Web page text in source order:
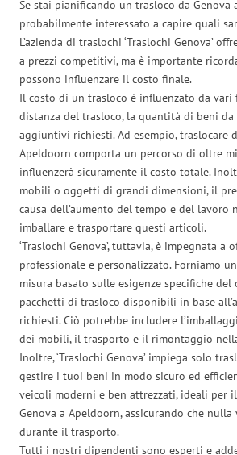
Se stai pianificando un trasloco da Genova
probabilmente interessato a capire quali
L’azienda di traslochi ‘Traslochi Genova’
a prezzi competitivi, ma è importante
possono influenzare il costo finale.
Il costo di un trasloco è influenzato da vari
distanza del trasloco, la quantità di beni
aggiuntivi richiesti. Ad esempio, traslocare
Apeldoorn comporta un percorso di oltre
influenzerà sicuramente il costo totale.
mobili o oggetti di grandi dimensioni, il
causa dell’aumento del tempo e del lavoro
imballare e trasportare questi articoli.
‘Traslochi Genova’, tuttavia, è impegnata a
professionale e personalizzato. Forniamo
misura basato sulle esigenze specifiche del
pacchetti di trasloco disponibili in base
richiesti. Ciò potrebbe includere
dei mobili, il trasporto e il rimontaggio
Inoltre, ‘Traslochi Genova’ impiega solo
gestire i tuoi beni in modo sicuro ed
veicoli moderni e ben attrezzati, ideali per
Genova a Apeldoorn, assicurando che
durante il trasporto.
Tutti i nostri dipendenti sono esperti e